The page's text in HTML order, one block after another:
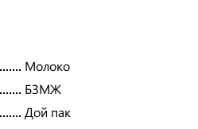
Молоко
БЗМЖ
Дой пак